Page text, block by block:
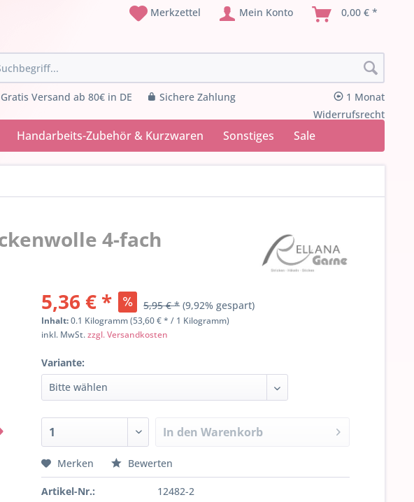
Merkzettel Mein Konto 0,00 € *
Gratis Versand ab 80€ in DE Sichere Zahlung
1 Monat
Widerrufsrecht
Handarbeits-Zubehör & Kurzwaren Sonstiges Sale
4-fach
5,36 € * 5,95 € * (9,92% gespart)
Inhalt:0.1 Kilogramm (53,60 € * / 1 Kilogramm)
inkl. MwSt.zzgl. Versandkosten
Variante:
In den Warenkorb
Merken Bewerten
Artikel-Nr.: 12482-2